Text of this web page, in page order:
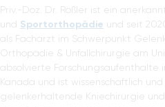
Priv.-Doz. Dr. Rößler ist ein
und Sportorthopädie und seit
als Facharzt im Schwerpunkt
Orthopädie & Unfallchirurgie am
absolvierte
Kanada und ist wissenschaftlich
gelenkerhaltende Kniechirurgie